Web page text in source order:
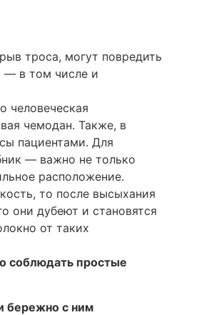
троса, могут повредить
— в том числе и
человеческая
чемодан. Также, в
пациентами. Для
— важно не только
расположение.
то после высыхания
они дубеют и становятся
от таких
соблюдать простые
бережно с ним